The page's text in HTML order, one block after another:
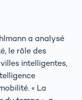
a analysé
le rôle des
intelligentes,
« La